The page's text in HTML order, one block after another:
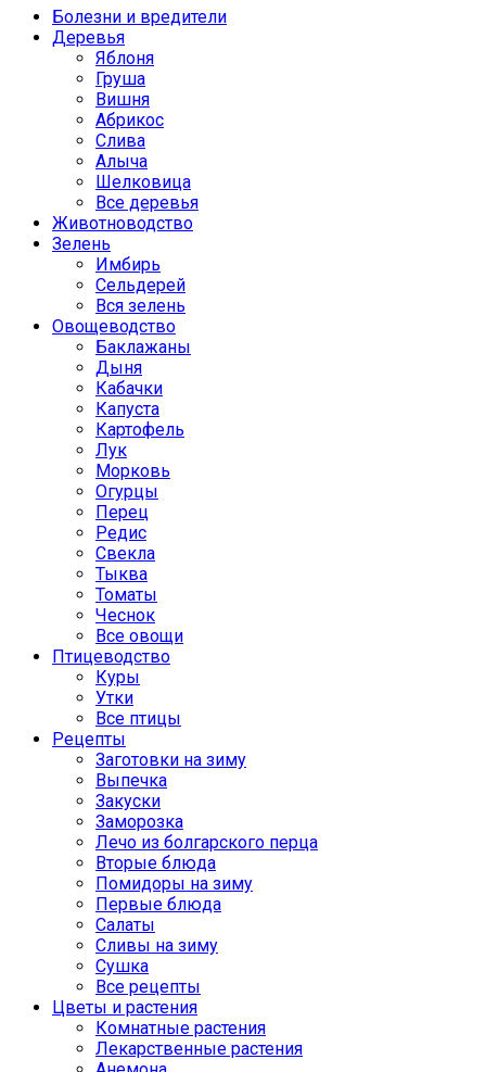
Болезни и вредители
Деревья
Яблоня
Груша
Вишня
Абрикос
Слива
Алыча
Шелковица
Все деревья
Животноводство
Зелень
Имбирь
Сельдерей
Вся зелень
Овощеводство
Баклажаны
Дыня
Кабачки
Капуста
Картофель
Лук
Морковь
Огурцы
Перец
Редис
Свекла
Тыква
Томаты
Чеснок
Все овощи
Птицеводство
Куры
Утки
Все птицы
Рецепты
Заготовки на зиму
Выпечка
Закуски
Заморозка
Лечо из болгарского перца
Вторые блюда
Помидоры на зиму
Первые блюда
Салаты
Сливы на зиму
Сушка
Все рецепты
Цветы и растения
Комнатные растения
Лекарственные растения